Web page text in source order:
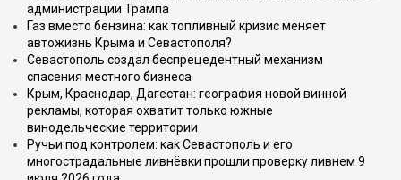
администрации Трампа
Газ вместо бензина: как топливный кризис меняет
автожизнь Крыма и Севастополя?
Севастополь создал беспрецедентный механизм
спасения местного бизнеса
Крым, Краснодар, Дагестан: география новой винной
рекламы, которая охватит только южные
винодельческие территории
Ручьи под контролем: как Севастополь и его
многострадальные ливнёвки прошли проверку ливнем 9